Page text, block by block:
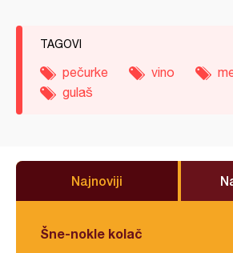
TAGOVI
pečurke vino
gulaš
Najnoviji
Šne-nokle kolač